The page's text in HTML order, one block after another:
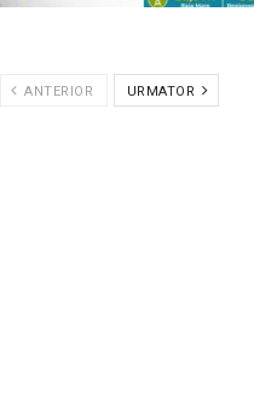
ANTERIOR URMATOR